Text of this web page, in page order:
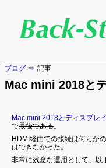
ブログ 記事
Mac mini 2018と
Mac mini 2018とディスプレイ
で最後である。
HDMI経由での接続は何らか
はできなかった。
非常に残念な運用として、以